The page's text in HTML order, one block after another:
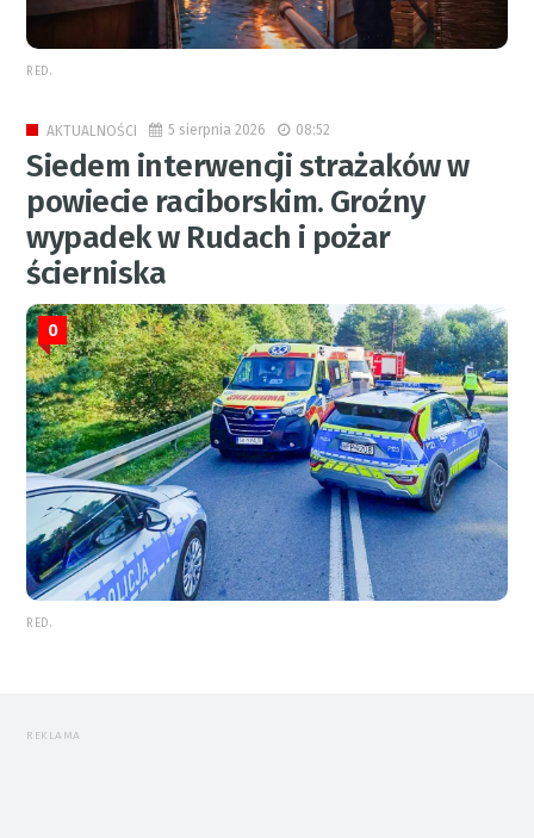
RED.
AKTUALNOŚCI 5 sierpnia 2026 08:52
Siedem interwencji strażaków w
powiecie raciborskim. Groźny
wypadek w Rudach i pożar
ścierniska
0
RED.
REKLAMA